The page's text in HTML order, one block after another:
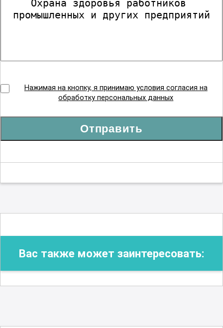
Нажимая на кнопку, я принимаю условия согласия на
обработку персональных данных
Отправить
Вас также может заинтересовать: